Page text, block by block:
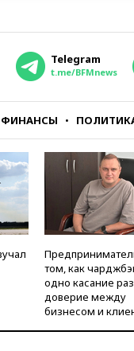
Telegram
t.me/BFMnews
ФИНАНСЫ
том, как
одно касание
доверие между
бизнесом и